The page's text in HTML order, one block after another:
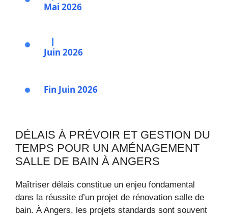
Mai 2026
Juin 2026
Fin Juin 2026
DÉLAIS À PRÉVOIR ET GESTION DU
TEMPS POUR UN AMÉNAGEMENT
SALLE DE BAIN À ANGERS
Maîtriser délais constitue un enjeu fondamental
dans la réussite d’un projet de rénovation salle de
bain. À Angers, les projets standards sont souvent